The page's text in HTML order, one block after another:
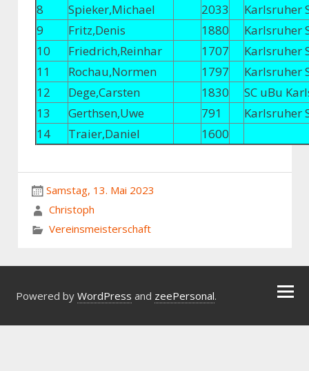
8
Spieker,Michael 2033
Karlsruher
9
Fritz,Denis 1880
Karlsruher
10
Friedrich,Reinhar 1707
Karlsruher
11
Rochau,Normen 1797
Karlsruher
12
Dege,Carsten 1830
SC uBu
13
Gerthsen,Uwe 791
Karlsruher
14
Traier,Daniel 1600
Samstag, 13. Mai 2023
Christoph
Vereinsmeisterschaft
Powered by WordPress and zeePersonal.